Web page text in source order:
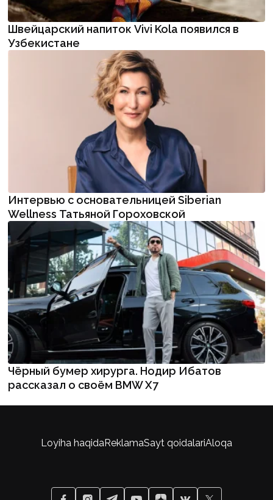
Швейцарский напиток Vivi Kola появился в
Узбекистане
Интервью с основательницей Siberian
Wellness Татьяной Гороховской
Чёрный бумер хирурга. Нодир Ибатов
рассказал о своём BMW X7
Loyiha haqidaReklamaSayt qoidalariAloqa